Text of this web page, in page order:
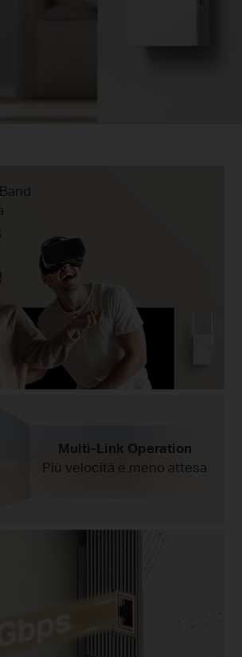
Multi-Link Operation
Più velocità e meno attesa